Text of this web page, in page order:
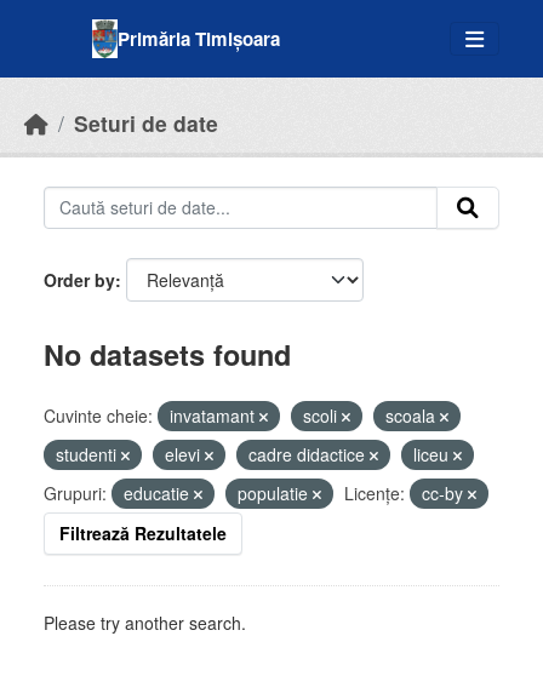
Primăria Timișoara
Seturi de date
Order by
No datasets found
Cuvinte cheie: invatamant scoli
scoala
studenti
elevi cadre didactice
liceu
Grupuri:
educatie populatie Licenţe:
cc-by
Filtrează Rezultatele
Please try another search.